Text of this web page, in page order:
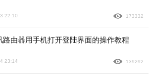
22:10 173332
路由器用手机打开登陆界面的操作教程
23:14 139292